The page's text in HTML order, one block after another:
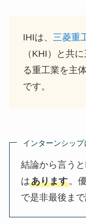
IHIは、 三菱重
（KHI）と共
る重工業を主
です。
インターンシッ
結論から言う
はあります。
で是非最後ま